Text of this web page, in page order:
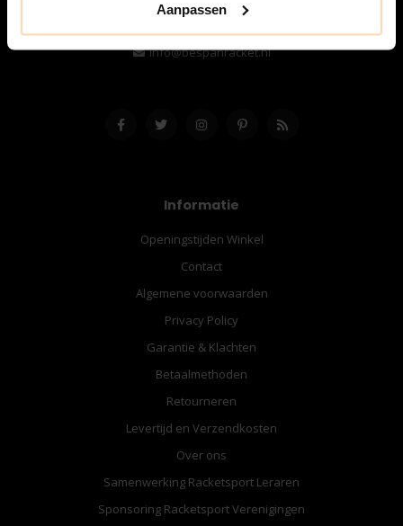
Aanpassen
06-57276080
info@bespanracket.nl
Informatie
Openingstijden Winkel
Contact
Algemene voorwaarden
Privacy Policy
Garantie & Klachten
Betaalmethoden
Retourneren
Levertijd en Verzendkosten
Over ons
Samenwerking Racketsport Leraren
Sponsoring Racketsport Verenigingen